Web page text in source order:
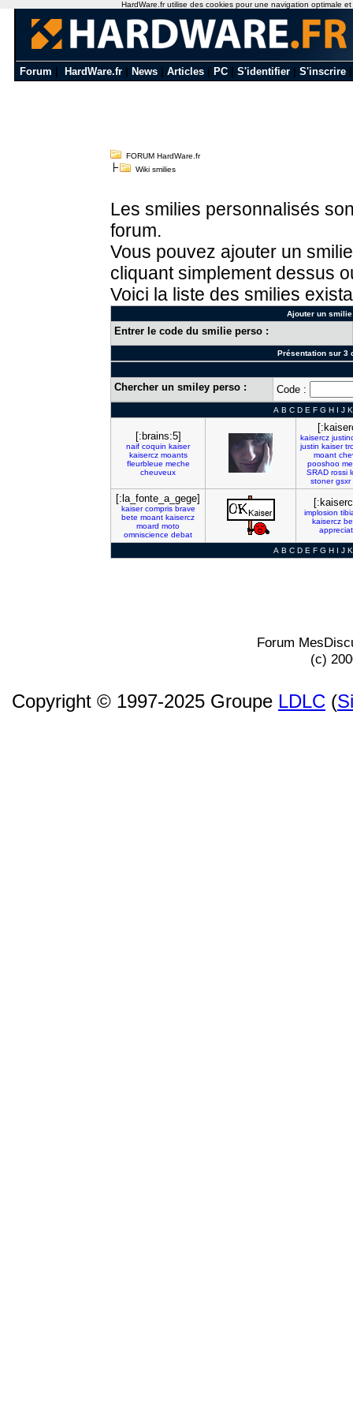
Forum HardWare.fr News Articles PC S'identifier S'inscrire
FORUM HardWare.fr
Wiki smilies
Les smilies personnalisés
forum.
Vous pouvez ajouter un
cliquant simplement dessus
Voici la liste des smilies
Ajouter un
Entrer le code du smilie perso :
Présentation sur 3
Chercher un smiley perso : Code :
A B C D E F G H I J K
[:brains:5]
naif coquin kaiser
kaisercz moants
fleurbleue meche
cheuveux
kaisercz
justin kaiser
moant
pooshoo
SRAD rossi
stoner gsxr
[:la_fonte_a_gege]
kaiser compris brave
bete moant kaisercz
moard moto
omniscience debat
implosion
kaisercz
A B C D E F G H I J K
Forum
(c)
Copyright © 1997-2025 Groupe LDLC (
HardWare.fr utilise des cookies pour une navigation optimale